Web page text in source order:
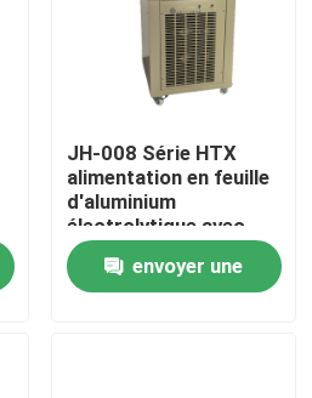
JH-008 Série HTX
alimentation en feuille
d'aluminium
électrolytique avec
fonctionnement en
courant constant,
faible ondulation et
envoyer une